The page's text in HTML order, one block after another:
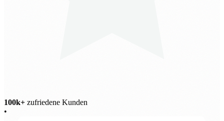
100k+ zufriedene Kunden
•